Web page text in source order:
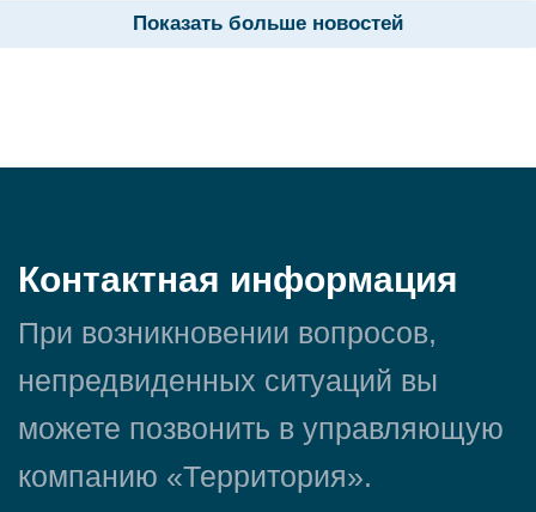
Показать больше новостей
Контактная информация
При возникновении вопросов,
непредвиденных ситуаций вы
можете позвонить в управляющую
компанию «Территория».